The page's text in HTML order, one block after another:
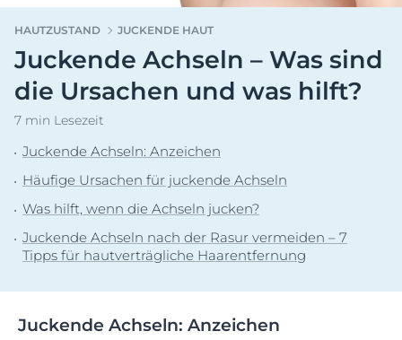
HAUTZUSTAND JUCKENDE HAUT
Juckende Achseln – Was sind
die Ursachen und was hilft?
7 min Lesezeit
Juckende Achseln: Anzeichen
Häufige Ursachen für juckende Achseln
Was hilft, wenn die Achseln jucken?
Juckende Achseln nach der Rasur vermeiden – 7
Tipps für hautverträgliche Haarentfernung
Juckende Achseln: Anzeichen